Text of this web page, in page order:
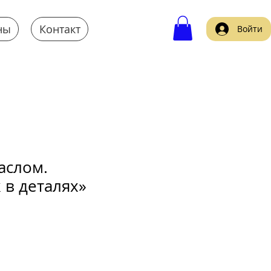
Контакт Войти
деталях»